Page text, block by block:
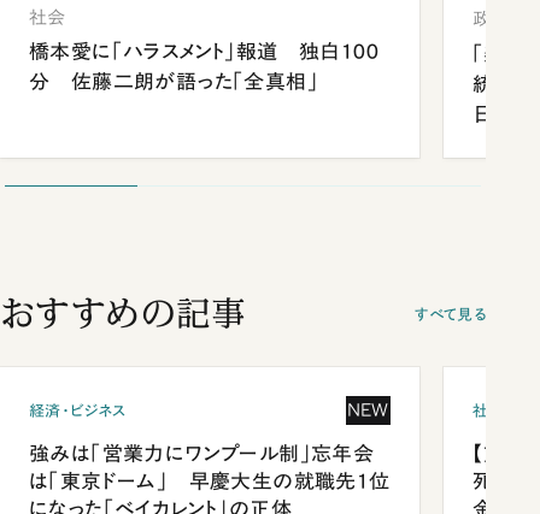
社会
橋本愛に「ハラスメント」報道 独白100
分 佐藤二朗が語った「全真相」
政治
「楽し
統領と
日米
おすすめの記事 すべて見る
経済・ビジネス NEW
強みは「営業力にワンプール制」忘年会
は「東京ドーム」 早慶大生の就職先1位
になった「ベイカレント」の正体
社会
【熊本
死を分
金」